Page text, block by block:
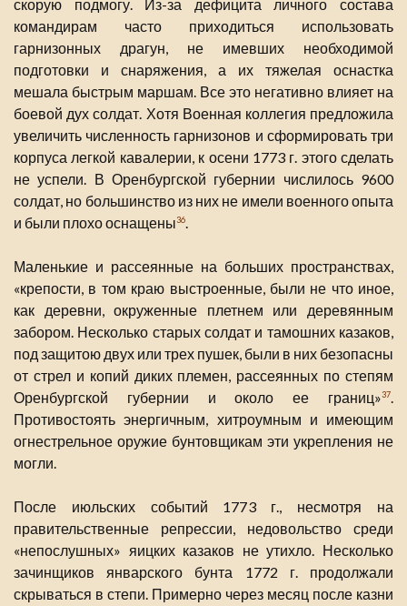
скорую подмогу. Из-за дефицита личного состава
командирам часто приходиться использовать
гарнизонных драгун, не имевших необходимой
подготовки и снаряжения, а их тяжелая оснастка
мешала быстрым маршам. Все это негативно влияет на
боевой дух солдат. Хотя Военная коллегия предложила
увеличить численность гарнизонов и сформировать три
корпуса легкой кавалерии, к осени 1773 г. этого сделать
не успели. В Оренбургской губернии числилось 9600
солдат, но большинство из них не имели военного опыта
и были плохо оснащены36.
Маленькие и рассеянные на больших пространствах,
«крепости, в том краю выстроенные, были не что иное,
как деревни, окруженные плетнем или деревянным
забором. Несколько старых солдат и тамошних казаков,
под защитою двух или трех пушек, были в них безопасны
от стрел и копий диких племен, рассеянных по степям
Оренбургской губернии и около ее границ»37.
Противостоять энергичным, хитроумным и имеющим
огнестрельное оружие бунтовщикам эти укрепления не
могли.
После июльских событий 1773 г., несмотря на
правительственные репрессии, недовольство среди
«непослушных» яицких казаков не утихло. Несколько
зачинщиков январского бунта 1772 г. продолжали
скрываться в степи. Примерно через месяц после казни